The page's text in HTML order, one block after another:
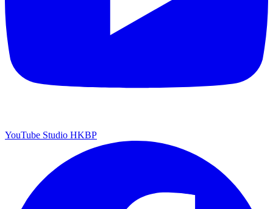
YouTube Studio HKBP